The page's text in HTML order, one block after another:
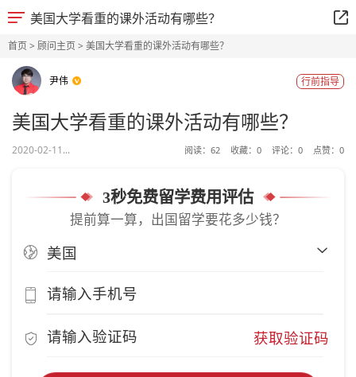
美国大学看重的课外活动有哪些？
首页> 顾问主页> 美国大学看重的课外活动有哪些？
尹伟 行前指导
美国大学看重的课外活动有哪些？
2020-02-11... 阅读： 62 收藏： 0 评论： 0 点赞： 0
3秒免费留学费用评估
提前算一算，出国留学要花多少钱？
获取验证码